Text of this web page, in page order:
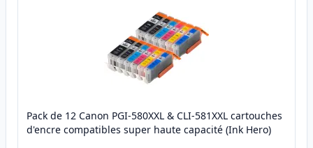
Pack de 12 Canon PGI-580XXL & CLI-581XXL cartouches
d'encre compatibles super haute capacité (Ink Hero)